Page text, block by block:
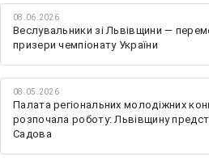
08.06.2026
Веслувальники зі Львівщини —
призери чемпіонату України
08.05.2026
Палата регіональних молодіжних
розпочала роботу: Львівщину
Садова